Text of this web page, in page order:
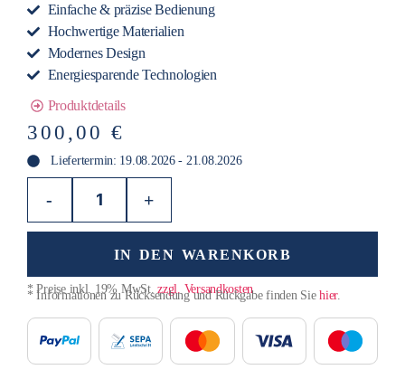
Einfache & präzise Bedienung
Hochwertige Materialien
Modernes Design
Energiesparende Technologien
Produktdetails
300,00 €
Liefertermin: 19.08.2026 - 21.08.2026
- +
IN DEN WARENKORB
* Preise inkl. 19% MwSt.zzgl. Versandkosten
* Informationen zu Rücksendung und Rückgabe finden Siehier.